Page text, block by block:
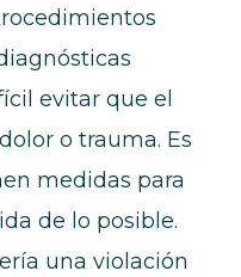
evitar que el
o trauma. Es
medidas para
de lo posible.
una violación